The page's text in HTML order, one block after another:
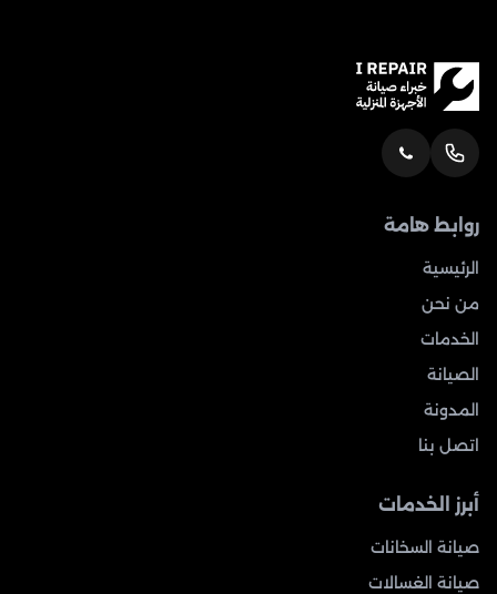
روابط هامة
الرئيسية
من نحن
الخدمات
الصيانة
المدونة
اتصل بنا
أبرز الخدمات
صيانة السخانات
صيانة الغسالات